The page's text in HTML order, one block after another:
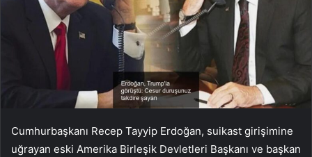
Cumhurbaşkanı Recep Tayyip Erdoğan, suikast girişimine
uğrayan eski Amerika Birleşik Devletleri Başkanı ve başkan